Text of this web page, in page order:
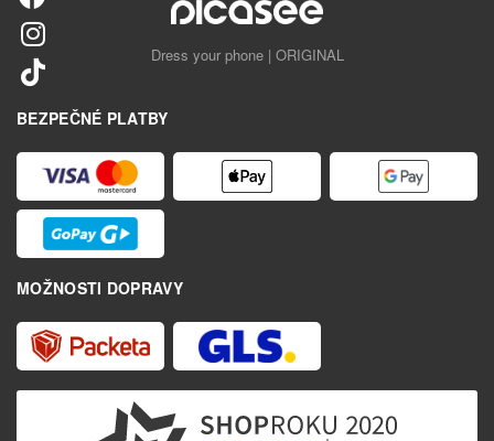
Dress your phone | ORIGINAL
BEZPEČNÉ PLATBY
MOŽNOSTI DOPRAVY